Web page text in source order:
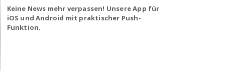
Keine News mehr verpassen! Unsere App für
iOS und Android mit praktischer Push-
Funktion.